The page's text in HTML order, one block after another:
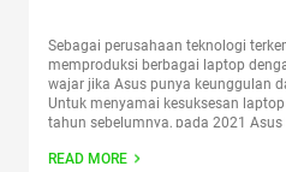
Sebagai perusahaan teknologi
memproduksi berbagai laptop
wajar jika Asus punya keunggulan
Untuk menyamai kesuksesan
tahun sebelumnya, pada 2021
merilis seri Rog Zephyrus
READ MORE